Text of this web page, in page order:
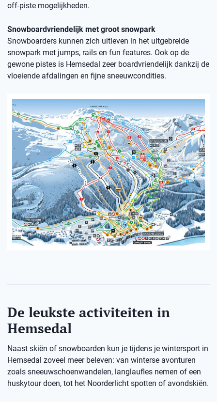
off-piste mogelijkheden.
Snowboardvriendelijk met groot snowpark
Snowboarders kunnen zich uitleven in het uitgebreide
snowpark met jumps, rails en fun features. Ook op de
gewone pistes is Hemsedal zeer boardvriendelijk dankzij de
vloeiende afdalingen en fijne sneeuwcondities.
De leukste activiteiten in
Hemsedal
Naast skiën of snowboarden kun je tijdens je wintersport in
Hemsedal zoveel meer beleven: van winterse avonturen
zoals sneeuwschoenwandelen, langlaufles nemen of een
huskytour doen, tot het Noorderlicht spotten of avondskiën.